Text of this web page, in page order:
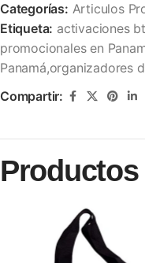
Categorías: Articulos
Etiqueta: activaciones
promocionales en
Panamá,organizadores
Compartir: